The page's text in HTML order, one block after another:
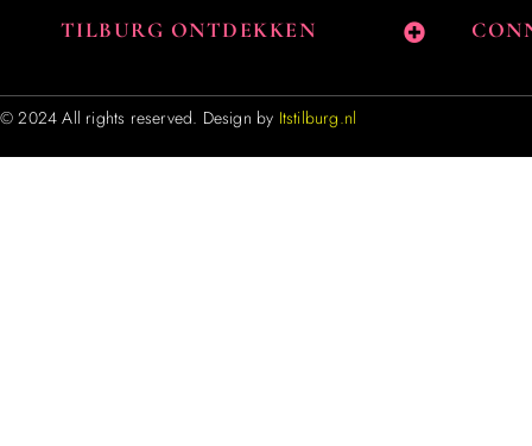
TILBURG ONTDEKKEN
© 2024 All rights reserved. Design by Itstilburg.nl